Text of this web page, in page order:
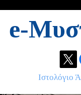
e-
Ιστολόγιο